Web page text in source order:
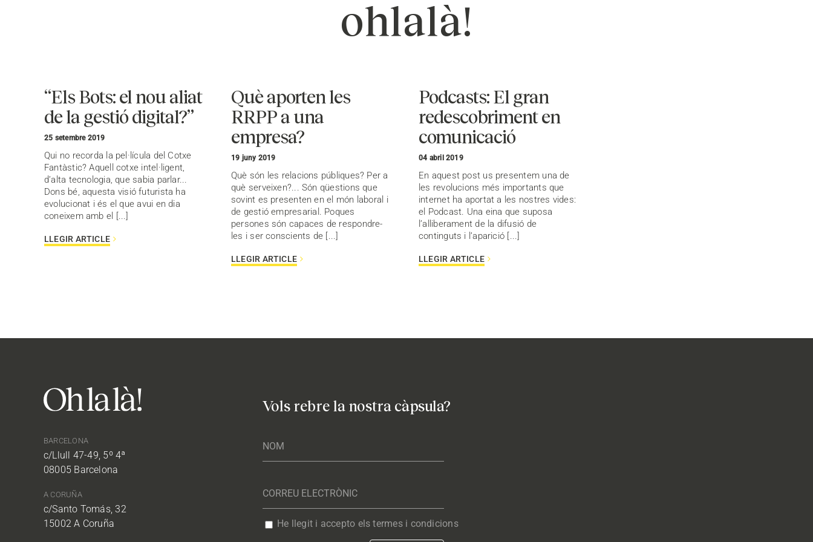
ohlalà!
“Els Bots: el nou aliat
de la gestió digital?”
25 setembre 2019
Qui no recorda la pel·lícula del Cotxe
Fantàstic? Aquell cotxe intel·ligent,
d’alta tecnologia, que sabia parlar...
Dons bé, aquesta visió futurista ha
evolucionat i és el que avui en dia
coneixem amb el [...]
LLEGIR ARTICLE
Què aporten les
RRPP a una
empresa?
19 juny 2019
Què són les relacions públiques? Per a
què serveixen?... Són qüestions que
sovint es presenten en el món laboral i
de gestió empresarial. Poques
persones són capaces de respondre-
les i ser conscients de [...]
LLEGIR ARTICLE
Podcasts: El gran
redescobriment en
comunicació
04 abril 2019
En aquest post us presentem una de
les revolucions més importants que
internet ha aportat a les nostres vides:
el Podcast. Una eina que suposa
l’alliberament de la difusió de
continguts i l’aparició [...]
LLEGIR ARTICLE
BARCELONA
c/Llull 47-49, 5º 4ª
08005 Barcelona
A CORUÑA
c/Santo Tomás, 32
15002 A Coruña
Vols rebre la nostra càpsula?
He llegit i accepto els termes i condicions